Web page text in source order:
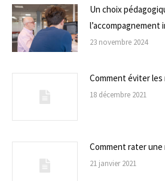
Un choix
l’accompagnement
23 novembre 2024
Comment éviter les
18 décembre 2021
Comment rater une
21 janvier 2021